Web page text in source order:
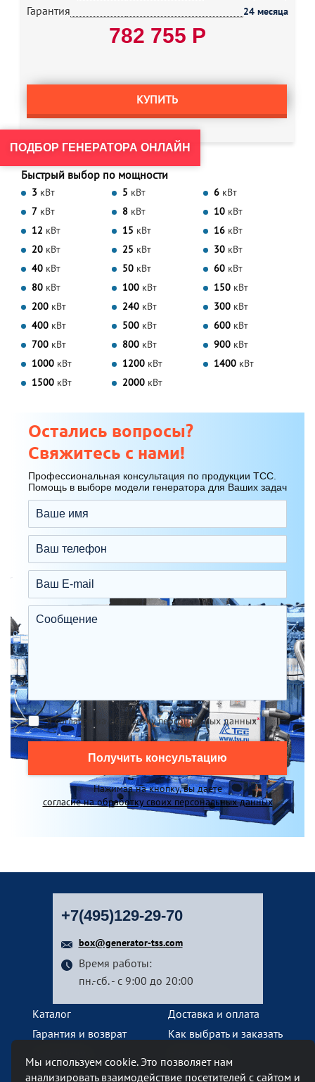
Гарантия 24 месяца
782 755 Р
КУПИТЬ
Быстрый выбор по мощности
3 кВт 5 кВт 6 кВт
7 кВт 8 кВт 10 кВт
12 кВт 15 кВт 16 кВт
20 кВт 25 кВт 30 кВт
40 кВт 50 кВт 60 кВт
80 кВт 100 кВт 150 кВт
200 кВт 240 кВт 300 кВт
400 кВт 500 кВт 600 кВт
700 кВт 800 кВт 900 кВт
1000 кВт 1200 кВт 1400 кВт
1500 кВт 2000 кВт
Остались вопросы?
Свяжитесь с нами!
Профессиональная консультация по продукции ТСС.
Помощь в выборе модели генератора для Ваших задач
Я согласен на обработку персональных данных*
Получить консультацию
Нажимая на кнопку, вы даете
согласие на обработку своих персональных данных
+7(495)129-29-70
box@generator-tss.com
Время работы:
пн.-сб. - с 9:00 до 20:00
Каталог
Доставка и оплата
Гарантия и возврат
Как выбрать и заказать
Контакты
ПОДБОР ГЕНЕРАТОРА ОНЛАЙН
Мы используем cookie. Это позволяет нам
анализировать взаимодействие посетителей с сайтом и